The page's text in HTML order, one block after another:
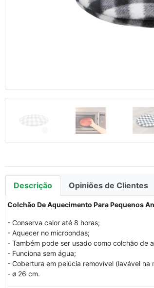
Descrição Opiniões de Clientes
Colchão De Aquecimento Para Pequenos
- Conserva calor até 8 horas;
- Aquecer no microondas;
- Também pode ser usado como colchão de
- Funciona sem água;
- Cobertura em pelúcia removível (lavável na
- ø 26 cm.